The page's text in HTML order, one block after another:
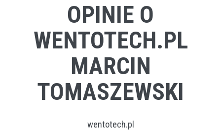
OPINIE O
WENTOTECH.PL
MARCIN
TOMASZEWSKI
wentotech.pl